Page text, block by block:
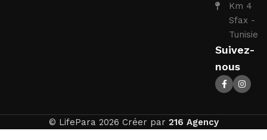
Km 4
Sfax -
Tunisie
Suivez-
nous
© LifePara 2026 Créer par 216 Agency
SVR C